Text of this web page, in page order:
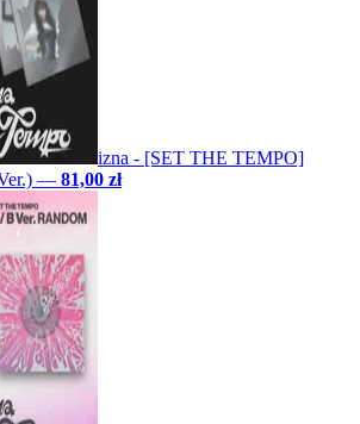
izna - [SET THE TEMPO]
— 81,00 zł